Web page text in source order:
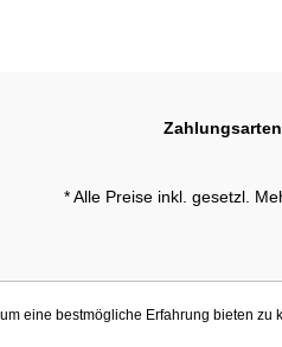
Zahlungsarten
* Alle Preise inkl. gesetzl.
eine bestmögliche Erfahrung bieten zu